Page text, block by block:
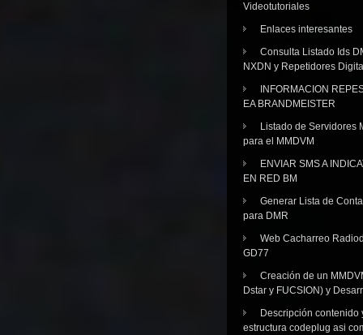
Videotutoriales
Enlaces interesantes
Consulta Listado Ids
NXDN y Repetidores
INFORMACION
EA BRANDMEISTER
Listado de Servidores
para el MMDVM
ENVIAR SMS A
EN RED BM
Generar Lista de
para DMR
Web Cacharreo
GD77
Creación de un
Dstar y FUCSION) y
Descripción contenido
estructura codeplug asi